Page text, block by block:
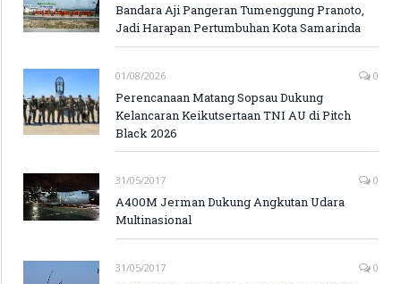
Bandara Aji Pangeran Tumenggung Pranoto,
Jadi Harapan Pertumbuhan Kota Samarinda
01/08/2026 0
Perencanaan Matang Sopsau Dukung
Kelancaran Keikutsertaan TNI AU di Pitch
Black 2026
31/05/2017 0
A400M Jerman Dukung Angkutan Udara
Multinasional
31/05/2017 0